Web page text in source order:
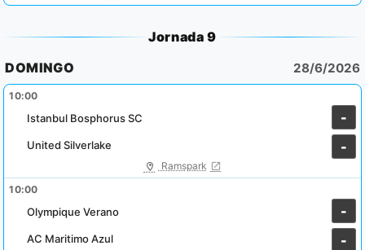
Jornada 9
DOMINGO
28/6/2026
10:00
Istanbul Bosphorus SC
-
-
United Silverlake
Ramspark
10:00
Olympique Verano
-
-
AC Maritimo Azul